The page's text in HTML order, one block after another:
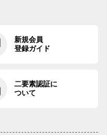
新規会員
登録ガイド
二要素認証に
ついて